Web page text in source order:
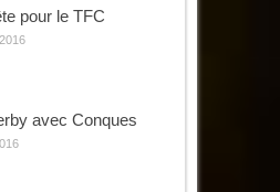
pour le TFC
avec Conques